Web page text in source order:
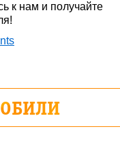
к нам и получайте